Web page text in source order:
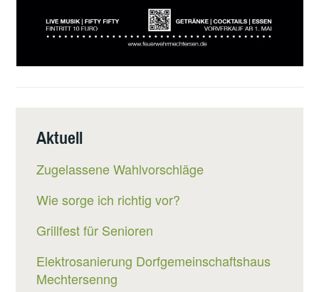
Aktuell
Zugelassene Wahlvorschläge
Wie sorge ich richtig vor?
Grillfest für Senioren
Elektrosanierung Dorfgemeinschaftshaus
Mechtersenng